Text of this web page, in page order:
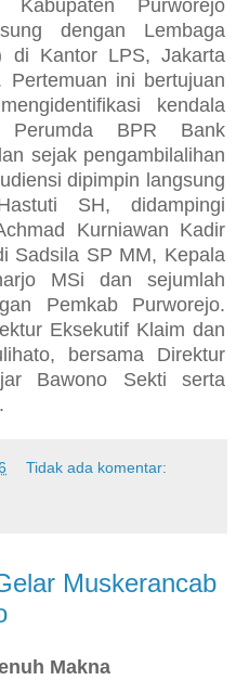
Purworejo
dengan Lembaga
di Kantor LPS, Jakarta
Pertemuan ini bertujuan
kendala
BPR Bank
sejak pengambilalihan
dipimpin langsung
SH, didampingi
Kurniawan Kadir
Sadsila SP MM, Kepala
MSi dan sejumlah
Pemkab Purworejo.
Eksekutif Klaim dan
bersama Direktur
Bawono Sekti serta
Tidak ada komentar:
Muskerancab
Makna